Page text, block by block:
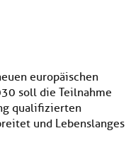
europäischen
soll die Teilnahme
qualifizierten
und Lebenslanges